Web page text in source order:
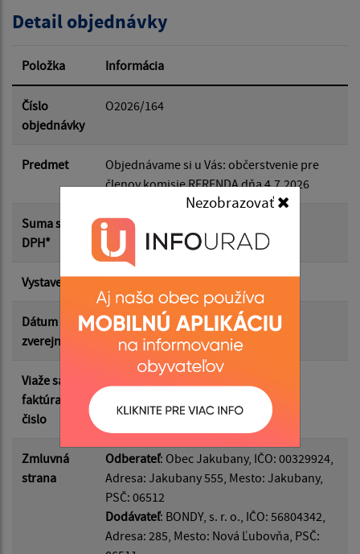
Nezobrazovať
Dátum od:
Dátum do:
Suma do:
Detail objednávky
Položka Informácia
Číslo
objednávky
O2026/164
Predmet
Objednávame si u Vás: občerstvenie pre
členov komisie RERENDA dňa 4.7.2026
Suma s
DPH*
51.00 €
Vystavená 24.06.2026
Dátum
zverejnenia
03.07.2026
Viaže sa k
faktúram
čislo
DF2026/340
Zmluvná
strana
Odberateľ: Obec Jakubany, IČO: 00329924,
Adresa: Jakubany 555, Mesto: Jakubany,
PSČ: 06512
Dodávateľ: BONDY, s. r. o., IČO: 56804342,
Adresa: 285, Mesto: Nová Ľubovňa, PSČ: